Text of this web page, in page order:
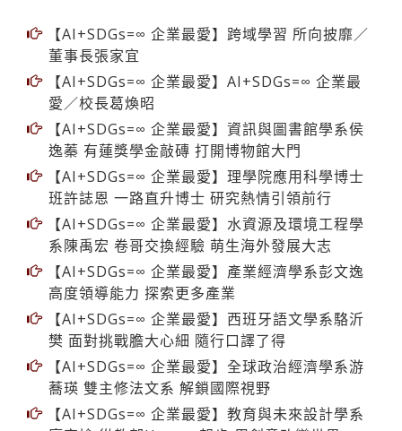
愛／校長葛煥昭
【AI+SDGs=∞ 企業最愛】資訊與圖書館學系侯
逸蓁 有蓮獎學金敲磚 打開博物館大門
【AI+SDGs=∞ 企業最愛】理學院應用科學博士
班許誌恩 一路直升博士 研究熱情引領前行
【AI+SDGs=∞ 企業最愛】水資源及環境工程學
系陳禹宏 卷哥交換經驗 萌生海外發展大志
【AI+SDGs=∞ 企業最愛】產業經濟學系彭文逸
高度領導能力 探索更多產業
【AI+SDGs=∞ 企業最愛】西班牙語文學系駱沂
樊 面對挑戰膽大心細 隨行口譯了得
【AI+SDGs=∞ 企業最愛】全球政治經濟學系游
蕎瑛 雙主修法文系 解鎖國際視野
【AI+SDGs=∞ 企業最愛】教育與未來設計學系
廖家愉 從教部U-start起步 用創意改變世界
【AI+SDGs=∞ 企業最愛】人工智慧學系許詠翔
從AI想像到落地 投入長照4.0